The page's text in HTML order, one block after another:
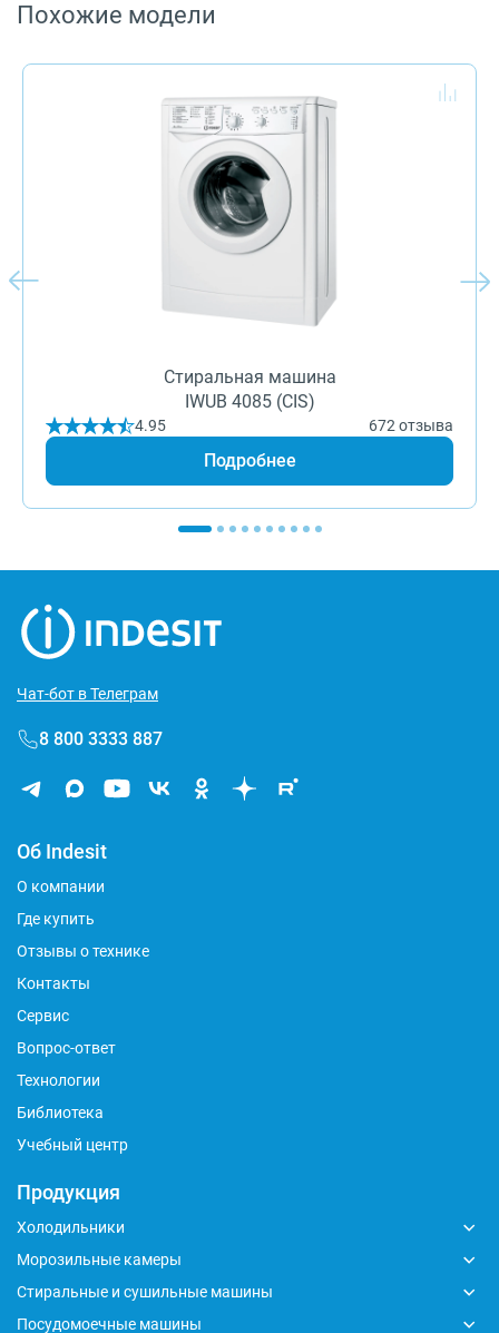
Похожие модели
Стиральная машина
IWUB 4085 (CIS)
4.95 672 отзыва
Подробнее
Чат-бот в Телеграм
8 800 3333 887
Об Indesit
О компании
Где купить
Отзывы о технике
Контакты
Сервис
Вопрос-ответ
Технологии
Библиотека
Учебный центр
Продукция
Холодильники
Морозильные камеры
Стиральные и сушильные машины
Посудомоечные машины